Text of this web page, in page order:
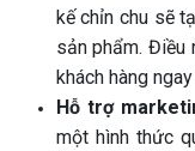
kế chỉn chu sẽ
sản phẩm. Điều
khách hàng
Hỗ trợ
một hình thức